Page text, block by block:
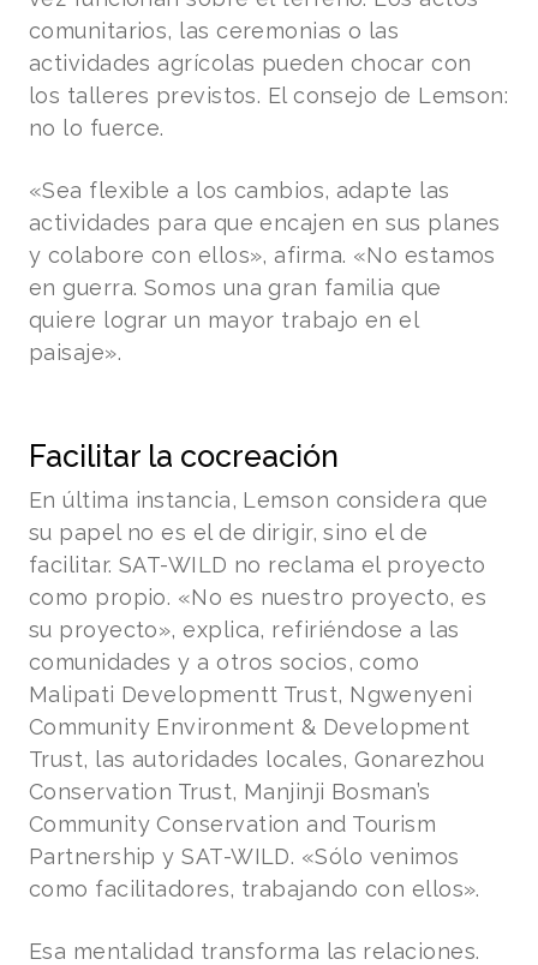
comunitarios, las ceremonias o las
actividades agrícolas pueden chocar con
los talleres previstos. El consejo de Lemson:
no lo fuerce.
«Sea flexible a los cambios, adapte las
actividades para que encajen en sus planes
y colabore con ellos», afirma. «No estamos
en guerra. Somos una gran familia que
quiere lograr un mayor trabajo en el
paisaje».
Facilitar la cocreación
En última instancia, Lemson considera que
su papel no es el de dirigir, sino el de
facilitar. SAT-WILD no reclama el proyecto
como propio. «No es nuestro proyecto, es
su proyecto», explica, refiriéndose a las
comunidades y a otros socios, como
Malipati Developmentt Trust, Ngwenyeni
Community Environment & Development
Trust, las autoridades locales, Gonarezhou
Conservation Trust, Manjinji Bosman’s
Community Conservation and Tourism
Partnership y SAT-WILD. «Sólo venimos
como facilitadores, trabajando con ellos».
Esa mentalidad transforma las relaciones.